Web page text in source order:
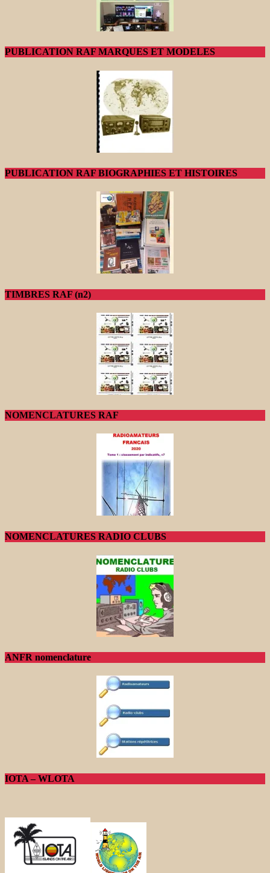
PUBLICATION RAF MARQUES ET MODELES
PUBLICATION RAF BIOGRAPHIES ET HISTOIRES
TIMBRES RAF (n2)
NOMENCLATURES RAF
NOMENCLATURES RADIO CLUBS
ANFR nomenclature
IOTA – WLOTA